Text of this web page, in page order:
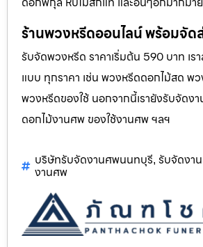
ร้านพวงหรีดออนไลน์ พร้อมจัด
รับจัดพวงหรีด ราคาเริ่มต้น 590 บาท เร
แบบ ทุกราคา เช่น พวงหรีดดอกไม้สด พ
พวงหรีดของใช้ นอกจากนี้เรายังรับจัดง
ดอกไม้งานศพ ของใช้งานศพ ฯลฯ
บริษัทรับจัดงานศพนนทบุรี, รับจัดงา
งานศพ